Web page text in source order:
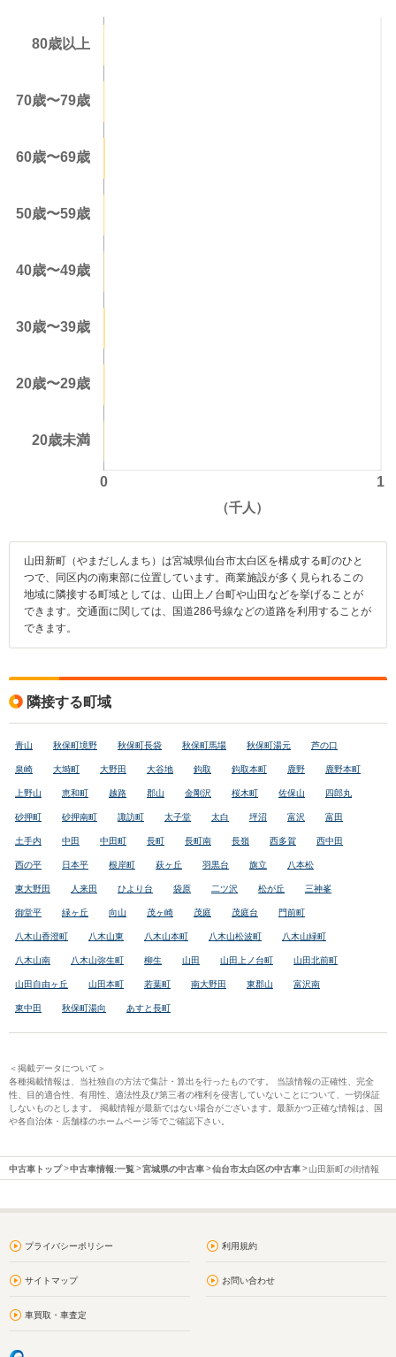
山田新町（やまだしんまち）は宮城県仙台市太白区を構成する町のひと
つで、同区内の南東部に位置しています。商業施設が多く見られるこの
地域に隣接する町域としては、山田上ノ台町や山田などを挙げることが
できます。交通面に関しては、国道286号線などの道路を利用することが
できます。
隣接する町域
青山 秋保町境野 秋保町長袋 秋保町馬場 秋保町湯元 芦の口
泉崎 大塒町 大野田 大谷地 鈎取 鈎取本町 鹿野 鹿野本町
上野山 恵和町 越路 郡山 金剛沢 桜木町 佐保山 四郎丸
砂押町 砂押南町 諏訪町 太子堂 太白 坪沼 富沢 富田
土手内 中田 中田町 長町 長町南 長嶺 西多賀 西中田
西の平 日本平 根岸町 萩ヶ丘 羽黒台 旗立 八本松
東大野田 人来田 ひより台 袋原 二ツ沢 松が丘 三神峯
御堂平 緑ヶ丘 向山 茂ヶ崎 茂庭 茂庭台 門前町
八木山香澄町 八木山東 八木山本町 八木山松波町 八木山緑町
八木山南 八木山弥生町 柳生 山田 山田上ノ台町 山田北前町
山田自由ヶ丘 山田本町 若葉町 南大野田 東郡山 富沢南
東中田 秋保町湯向 あすと長町
＜掲載データについて＞
各種掲載情報は、当社独自の方法で集計・算出を行ったものです。 当該情報の正確性、完全
性、目的適合性、有用性、適法性及び第三者の権利を侵害していないことについて、一切保証
しないものとします。 掲載情報が最新ではない場合がございます。最新かつ正確な情報は、国
や各自治体・店舗様のホームページ等でご確認下さい。
中古車トップ 中古車情報:一覧 宮城県の中古車 仙台市太白区の中古車 山田新町の街情報
プライバシーポリシー 利用規約
サイトマップ お問い合わせ
車買取・車査定